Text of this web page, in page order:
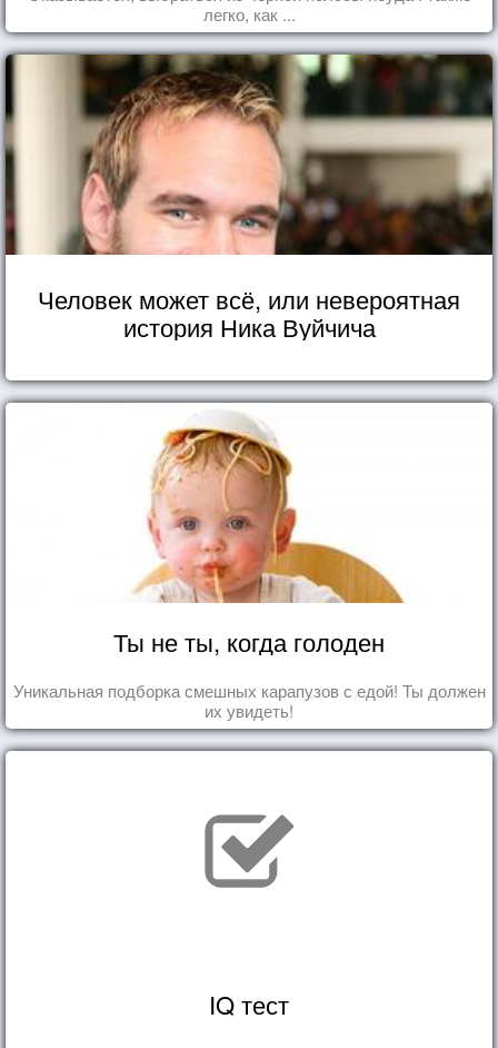
легко, как ...
Человек может всё, или невероятная
история Ника Вуйчича
Ты не ты, когда голоден
Уникальная подборка смешных карапузов с едой! Ты должен
их увидеть!
IQ тест